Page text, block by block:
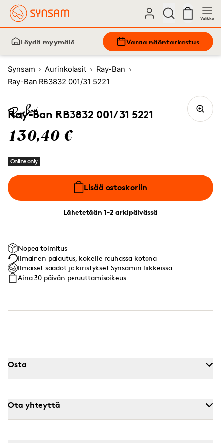
Valikko
Löydä myymälä Varaa näöntarkastus
Synsam Aurinkolasit
Ray-Ban
Ray-Ban RB3832 001/31 5221
Ray-Ban RB3832 001/31 5221
130,40 €
Online only
Lisää ostoskoriin
Lähetetään 1-2 arkipäivässä
Nopea toimitus
Ilmainen palautus, kokeile rauhassa kotona
Ilmaiset säädöt ja kiristykset Synsamin liikkeissä
Aina 30 päivän peruuttamisoikeus
Osta
Ota yhteyttä